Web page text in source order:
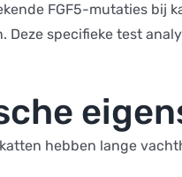
FGF5-mutaties bij
Deze specifieke test
hebben lange